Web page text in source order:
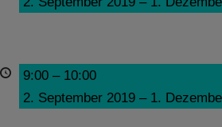
9:00 – 10:00
2. September 2019 – 1.